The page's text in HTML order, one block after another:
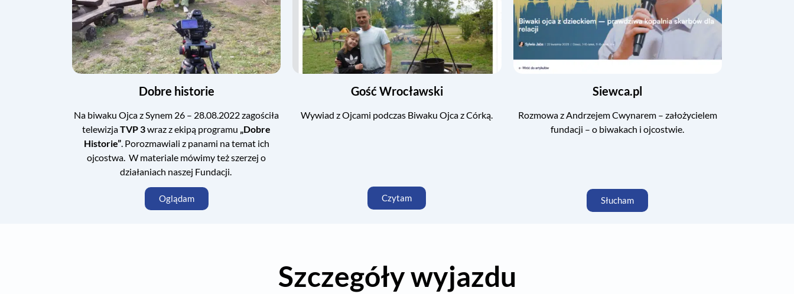
Dobre historie
Na biwaku Ojca z Synem 26 – 28.08.2022 zagościła
telewizjaTVP 3wraz z ekipą programu „Dobre
Historie”. Porozmawiali z panami na temat ich
ojcostwa. W materiale mówimy też szerzej o
działaniach naszej Fundacji.
Oglądam
Gość Wrocławski
Wywiad z Ojcami podczas Biwaku Ojca z Córką.
Czytam
Siewca.pl
Rozmowa z Andrzejem Cwynarem – założycielem
fundacji – o biwakach i ojcostwie.
Słucham
Szczegóły wyjazdu